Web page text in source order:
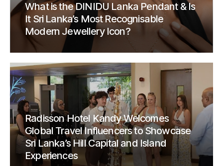
What is the DINIDU Lanka Pendant & Is
It Sri Lanka’s Most Recognisable
Modern Jewellery Icon?
Radisson Hotel Kandy Welcomes
Global Travel Influencers to Showcase
Sri Lanka’s Hill Capital and Island
Experiences